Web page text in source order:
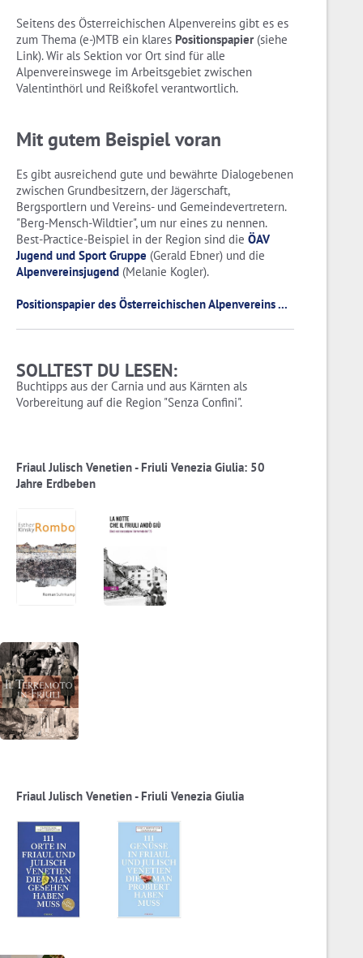
Seitens des Österreichischen Alpenvereins gibt es es
zum Thema (e-)MTB ein klares Positionspapier(siehe
Link). Wir als Sektion vor Ort sind für alle
Alpenvereinswege im Arbeitsgebiet zwischen
Valentinthörl und Reißkofel verantwortlich.
Mit gutem Beispiel voran
Es gibt ausreichend gute und bewährte Dialogebenen
zwischen Grundbesitzern, der Jägerschaft,
Bergsportlern und Vereins- und Gemeindevertretern.
"Berg-Mensch-Wildtier", um nur eines zu nennen.
Best-Practice-Beispiel in der Region sind die ÖAV
Jugend und Sport Gruppe (Gerald Ebner) und die
Alpenvereinsjugend (Melanie Kogler).
Positionspapier des Österreichischen Alpenvereins ...
SOLLTEST DU LESEN:
Buchtipps aus der Carnia und aus Kärnten als
Vorbereitung auf die Region "Senza Confini".
Friaul Julisch Venetien - Friuli Venezia Giulia: 50
Jahre Erdbeben
Friaul Julisch Venetien - Friuli Venezia Giulia